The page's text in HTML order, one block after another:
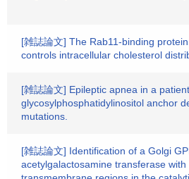
[雑誌論文] The Rab11-binding
controls intracellular cholesterol
[雑誌論文] Epileptic apnea in a
glycosylphosphatidylinositol anchor
mutations.
[雑誌論文] Identification of a Golgi
acetylgalactosamine transferase with